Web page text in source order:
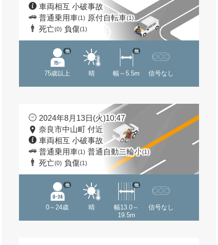
車両相互 小破事故
普通乗用車(1) 原付自転車(1)
死亡(0) 負傷(1)
75歳以上
他
晴 幅～5.5m
他
信号なし
2024年8月13日(火)10:47
奈良市中山町 付近
車両相互 小破事故
普通乗用車(1) 普通自動二輪小(1)
死亡(0) 負傷(1)
0～24歳
他
晴
幅13.0～
19.5m
他
信号なし